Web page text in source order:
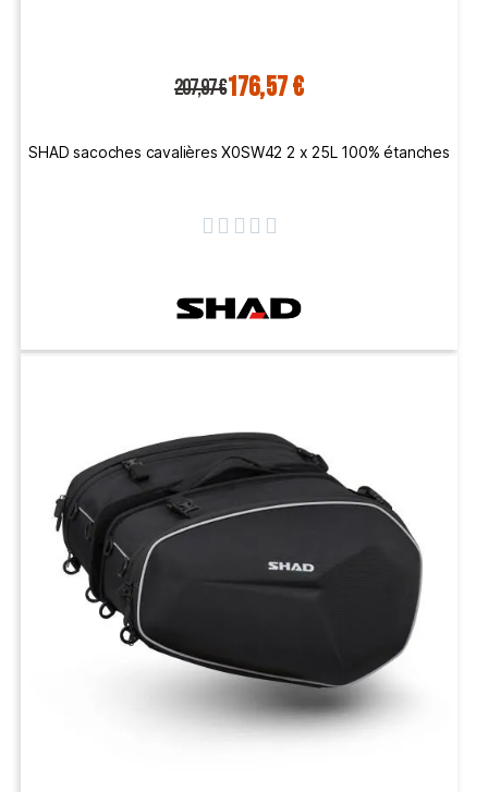
207,97 €176,57 €
SHAD sacoches cavalières X0SW42 2 x 25L 100% étanches
    